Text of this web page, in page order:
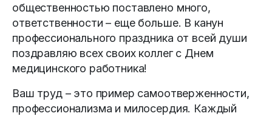
общественностью поставлено много,
ответственности – еще больше. В канун
профессионального праздника от всей души
поздравляю всех своих коллег с Днем
медицинского работника!
Ваш труд – это пример самоотверженности,
профессионализма и милосердия. Каждый